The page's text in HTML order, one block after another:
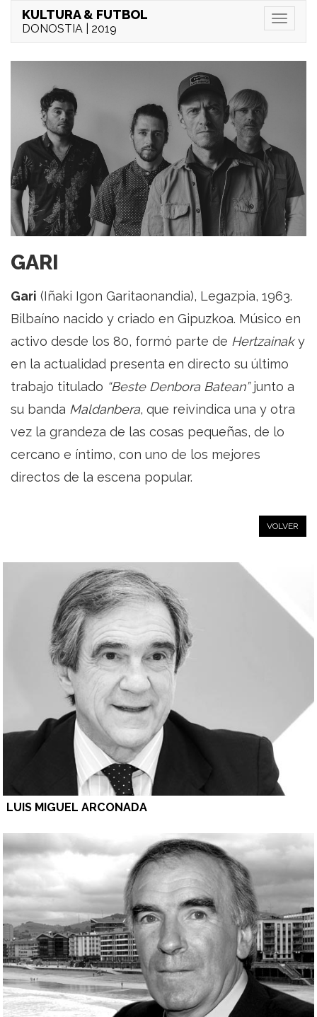
Menu
KULTURA & FUTBOL
DONOSTIA | 2019
GARI
Gari (Iñaki Igon Garitaonandia), Legazpia, 1963.
Bilbaíno nacido y criado en Gipuzkoa. Músico en
activo desde los 80, formó parte de Hertzainaky
en la actualidad presenta en directo su último
trabajo titulado “Beste Denbora Batean”junto a
su banda Maldanbera, que reivindica una y otra
vez la grandeza de las cosas pequeñas, de lo
cercano e íntimo, con uno de los mejores
directos de la escena popular.
VOLVER
LUIS MIGUEL ARCONADA